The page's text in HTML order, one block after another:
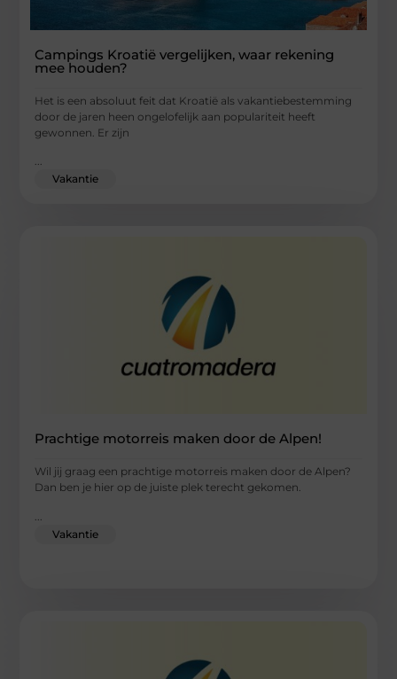
Campings Kroatië vergelijken, waar rekening
mee houden?
Het is een absoluut feit dat Kroatië als vakantiebestemming
door de jaren heen ongelofelijk aan populariteit heeft
gewonnen. Er zijn
...
Vakantie
Prachtige motorreis maken door de Alpen!
Wil jij graag een prachtige motorreis maken door de Alpen?
Dan ben je hier op de juiste plek terecht gekomen.
Vakantie